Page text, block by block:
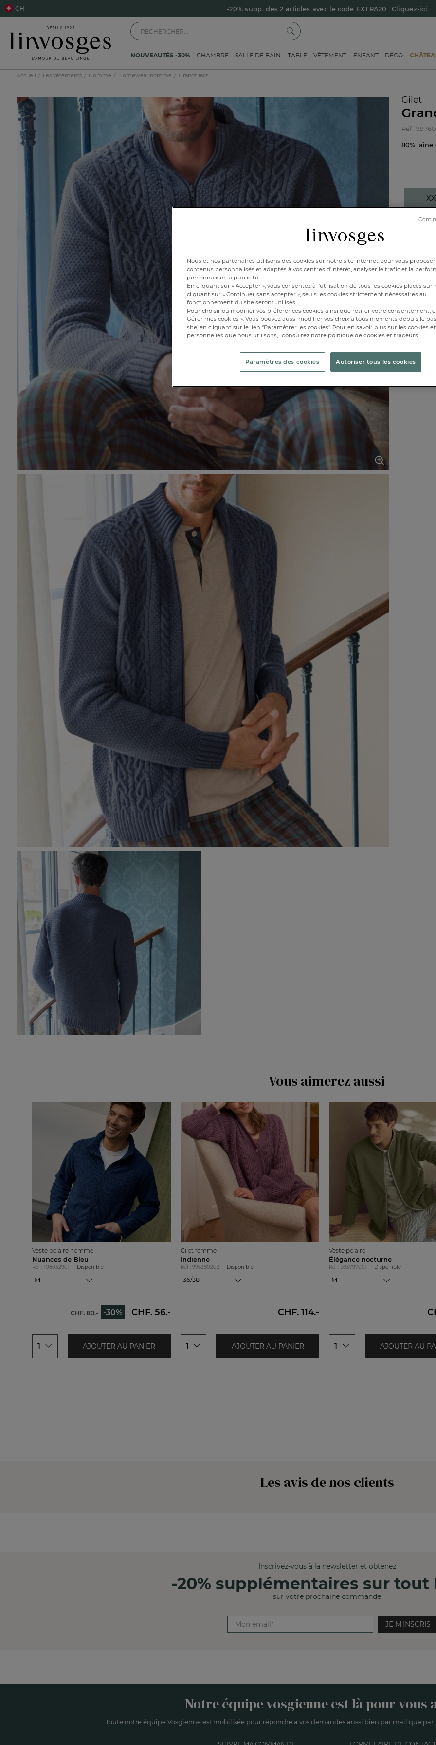
-20% supp. dès 2 articles avec le code EXTRA20 Cliquez-ici
CH
NOUVEAUTÉS -30% CHAMBRE SALLE DE BAIN TABLE VÊTEMENT ENFANT DÉCO
Accueil Les vêtements Homme Homewear homme Grands lacs
Gilet
Réf :
80% laine
À la
caractère
Gilet en
Vous aimerez aussi
Veste polaire homme
Nuances de Bleu
Réf : 108032901 Disponible
M
CHF. 80.- -30% CHF. 56.-
1 AJOUTER AU PANIER
Gilet femme
Indienne
Réf : 996380202 Disponible
36/38
CHF. 114.-
1 AJOUTER AU PANIER
Veste polaire
Élégance nocturne
Réf : 993797001 Disponible
M
1 AJOUTER AU
Les avis de nos clients
Inscrivez-vous à la newsletter et obtenez
-20% supplémentaires sur tout
sur votre prochaine commande
JE M'INSCRIS
Notre équipe vosgienne est là pour vous
Toute notre équipe Vosgienne est mobilisée pour répondre à vos demandes aussi bien par mail que
Nous et nos partenaires utilisons des cookies sur notre site internet pour vous
contenus personnalisés et adaptés à vos centres d’intérêt, analyser le trafic et la
personnaliser la publicité.
En cliquant sur « Accepter », vous consentez à l'utilisation de tous les cookies placés sur
cliquant sur « Continuer sans accepter », seuls les cookies strictement nécessaires au
fonctionnement du site seront utilisés.
Pour choisir ou modifier vos préférences cookies ainsi que retirer votre consentement,
Gérer mes cookies ». Vous pouvez aussi modifier vos choix à tous moments depuis le
site, en cliquant sur le lien "Paramétrer les cookies". Pour en savoir plus sur les cookies
personnelles que nous utilisons, consultez notre politique de cookies et traceurs.
Paramètres des cookies Autoriser tous les cookies